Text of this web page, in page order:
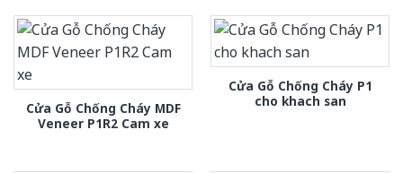
Cửa Gỗ Chống Cháy MDF
Veneer P1R2 Cam xe
Cửa Gỗ Chống Cháy P1
cho khach san